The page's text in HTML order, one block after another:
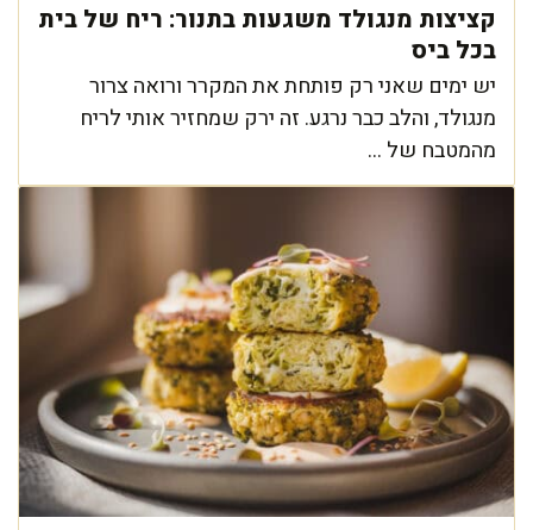
קציצות מנגולד משגעות בתנור: ריח של בית
בכל ביס
יש ימים שאני רק פותחת את המקרר ורואה צרור
מנגולד, והלב כבר נרגע. זה ירק שמחזיר אותי לריח
מהמטבח של ...